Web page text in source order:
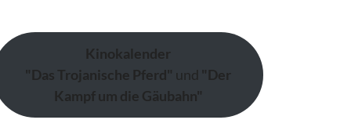
Kinokalender
"Das Trojanische Pferd" und "Der
Kampf um die Gäubahn"